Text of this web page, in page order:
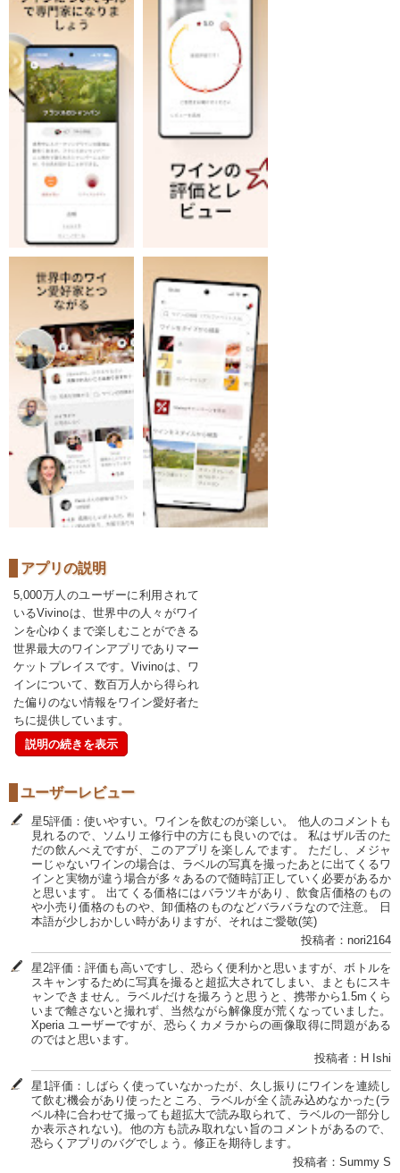
アプリの説明
5,000万人のユーザーに利用されて
いるVivinoは、世界中の人々がワイ
ンを心ゆくまで楽しむことができる
世界最大のワインアプリでありマー
ケットプレイスです。Vivinoは、ワ
インについて、数百万人から得られ
た偏りのない情報をワイン愛好者た
ちに提供しています。
説明の続きを表示
ユーザーレビュー
星5評価：使いやすい。ワインを飲むのが楽しい。 他人のコメントも
見れるので、ソムリエ修行中の方にも良いのでは。 私はザル舌のた
だの飲んべえですが、このアプリを楽しんでます。 ただし、メジャ
ーじゃないワインの場合は、ラベルの写真を撮ったあとに出てくるワ
インと実物が違う場合が多々あるので随時訂正していく必要があるか
と思います。 出てくる価格にはバラツキがあり、飲食店価格のもの
や小売り価格のものや、卸価格のものなどバラバラなので注意。 日
本語が少しおかしい時がありますが、それはご愛敬(笑)
投稿者：nori2164
星2評価：評価も高いですし、恐らく便利かと思いますが、ボトルを
スキャンするために写真を撮ると超拡大されてしまい、まともにスキ
ャンできません。ラベルだけを撮ろうと思うと、携帯から1.5mくら
いまで離さないと撮れず、当然ながら解像度が荒くなっていました。
Xperia ユーザーですが、恐らくカメラからの画像取得に問題がある
のではと思います。
投稿者：H Ishi
星1評価：しばらく使っていなかったが、久し振りにワインを連続し
て飲む機会があり使ったところ、ラベルが全く読み込めなかった(ラ
ベル枠に合わせて撮っても超拡大で読み取られて、ラベルの一部分し
か表示されない)。他の方も読み取れない旨のコメントがあるので、
恐らくアプリのバグでしょう。修正を期待します。
投稿者：Summy S